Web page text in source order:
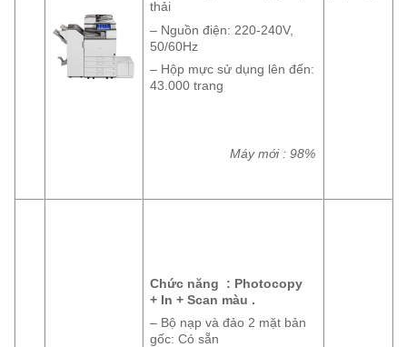
thải
– Nguồn điện: 220-240V,
50/60Hz
– Hộp mực sử dụng lên đến:
43.000 trang
Máy mới : 98%
Chức năng : Photocopy
+ In + Scan màu .
– Bộ nạp và đảo 2 mặt bản
gốc: Có sẵn